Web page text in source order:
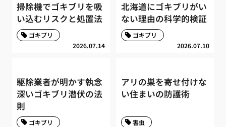
掃除機でゴキブリを吸
い込むリスクと処置法
2026.07.14
ゴキブリ
北海道にゴキブリがい
ない理由の科学的検証
2026.07.10
ゴキブリ
駆除業者が明かす執念
深いゴキブリ潜伏の法
則
ゴキブリ
アリの巣を寄せ付けな
い住まいの防護術
害虫